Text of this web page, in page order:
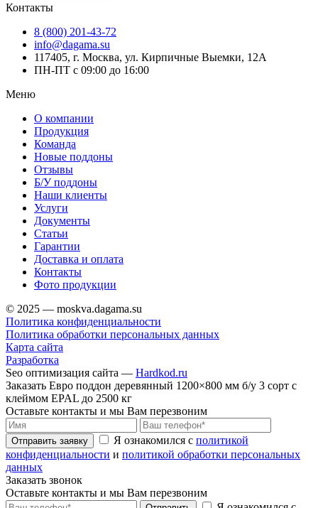
Контакты
8 (800) 201-43-72
info@dagama.su
117405, г. Москва, ул. Кирпичные Выемки, 12А
ПН-ПТ с 09:00 до 16:00
Меню
О компании
Продукция
Команда
Новые поддоны
Отзывы
Б/У поддоны
Наши клиенты
Услуги
Документы
Статьи
Гарантии
Доставка и оплата
Контакты
Фото продукции
© 2025 — moskva.dagama.su
Политика конфиденциальности
Политика обработки персональных данных
Карта сайта
Разработка
Seo оптимизация сайта — Hardkod.ru
Заказать Евро поддон деревянный 1200×800 мм б/у 3 сорт с
клеймом EPAL до 2500 кг
Оставьте контакты и мы Вам перезвоним
Отправить заявку Я ознакомился с политикой
конфиденциальности и политикой обработки персональных
данных
Заказать звонок
Оставьте контакты и мы Вам перезвоним